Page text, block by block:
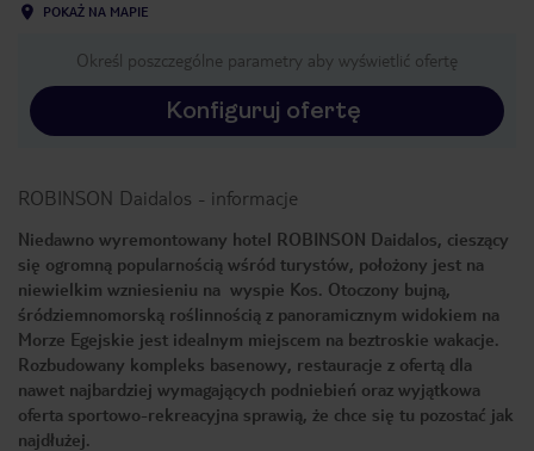
POKAŻ NA MAPIE
Określ poszczególne parametry aby wyświetlić ofertę
Konfiguruj ofertę
ROBINSON Daidalos - informacje
Niedawno wyremontowany hotel ROBINSON Daidalos, cieszący
się ogromną popularnością wśród turystów, położony jest na
niewielkim wzniesieniu na wyspie Kos. Otoczony bujną,
śródziemnomorską roślinnością z panoramicznym widokiem na
Morze Egejskie jest idealnym miejscem na beztroskie wakacje.
Rozbudowany kompleks basenowy, restauracje z ofertą dla
nawet najbardziej wymagających podniebień oraz wyjątkowa
oferta sportowo-rekreacyjna sprawią, że chce się tu pozostać jak
najdłużej.